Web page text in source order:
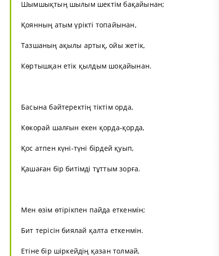
Шымшықтың шылым шектім бақайынан;
Қоянның атым үрікті топайынан,
Тазшаның ақылы артық, ойы жетік,
Көртышқан етік қылдым шоқайынан.
Басына бәйтеректің тіктім орда,
Көкорай шалғын екен қорда-қорда,
Қос атпен күні-түні бірдей қуып,
Қашаған бір битімді тұттым зорға.
Мен өзім өтірікпен пайда еткенмін;
Бит терісін биялай қалта еткенмін.
Етіне бір шіркейдің қазан толмай,